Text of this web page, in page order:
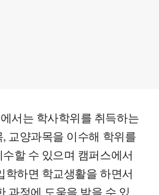
서는 학사학위를 취득하는
교양과목을 이수해 학위를
할 수 있으며 캠퍼스에서
학하면 학교생활을 하면서
과정에 도움을 받을 수 있